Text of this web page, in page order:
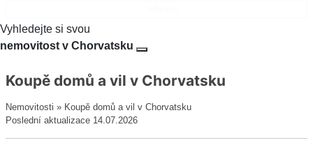
Vyhledejte si svou
nemovitost v Chorvatsku
Koupě domů a vil v Chorvatsku
Nemovitosti » Koupě domů a vil v Chorvatsku
Poslední aktualizace 14.07.2026